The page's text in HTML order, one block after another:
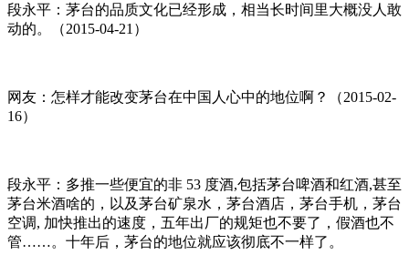
段永平：茅台的品质文化已经形成，相当长时间里大概没人敢
动的。（2015-04-21）
网友：怎样才能改变茅台在中国人心中的地位啊？（2015-02-
16）
段永平：多推一些便宜的非 53 度酒,包括茅台啤酒和红酒,甚至
茅台米酒啥的，以及茅台矿泉水，茅台酒店，茅台手机，茅台
空调, 加快推出的速度，五年出厂的规矩也不要了，假酒也不
管……。十年后，茅台的地位就应该彻底不一样了。